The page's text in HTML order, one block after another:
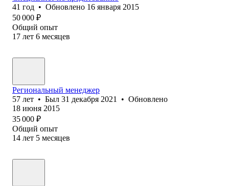
41 год • Обновлено 16 января 2015
50 000 ₽
Общий опыт
17 лет 6 месяцев
Региональный менеджер
57 лет • Был 31 декабря 2021 • Обновлено
18 июня 2015
35 000 ₽
Общий опыт
14 лет 5 месяцев